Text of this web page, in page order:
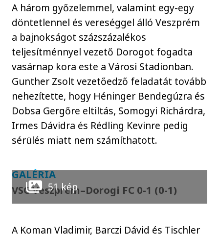
A három győzelemmel, valamint egy-egy
döntetlennel és vereséggel álló Veszprém
a bajnokságot százszázalékos
teljesítménnyel vezető Dorogot fogadta
vasárnap kora este a Városi Stadionban.
Gunther Zsolt vezetőedző feladatát tovább
nehezítette, hogy Héninger Bendegúzra és
Dobsa Gergőre eltiltás, Somogyi Richárdra,
Irmes Dávidra és Rédling Kevinre pedig
sérülés miatt nem számíthatott.
GALÉRIA
VSC Veszprém–Dorogi FC 0-1 (0-1)
51 kép
A Koman Vladimir, Barczi Dávid és Tischler